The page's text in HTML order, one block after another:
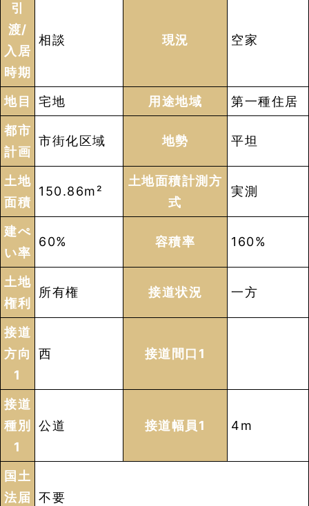
引
渡/
入居
時期
相談 現況 空家
地目 宅地 用途地域
第一種住居
都市
計画
市街化区域 地勢 平坦
土地
面積
150.86m²
土地面積計測方
式
実測
建ぺ
い率
60% 容積率 160%
土地
権利
所有権 接道状況 一方
接道
方向
1
西 接道間口1
接道
種別
1
公道 接道幅員1 4m
国土
法届
不要